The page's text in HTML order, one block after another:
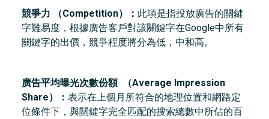
競爭力 （Competition）： 此項是指投放廣告的關鍵
字難易度，根據廣告客戶對該關鍵字在Google中所有
關鍵字的出價，競爭程度將分為低，中和高。
廣告平均曝光次數份額
（Average Impression
Share）： 表示在上個月所符合的地理位置和網路定
位條件下，與關鍵字完全匹配的搜索總數中所佔的百